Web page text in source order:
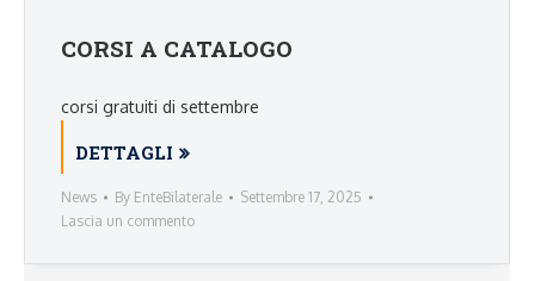
CORSI A CATALOGO
corsi gratuiti di settembre
DETTAGLI
News By EnteBilaterale
Settembre 17, 2025
Lascia un commento